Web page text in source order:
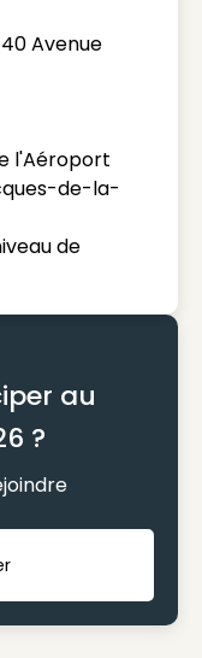
Avenue
l'Aéroport
de-la-
de
au
?